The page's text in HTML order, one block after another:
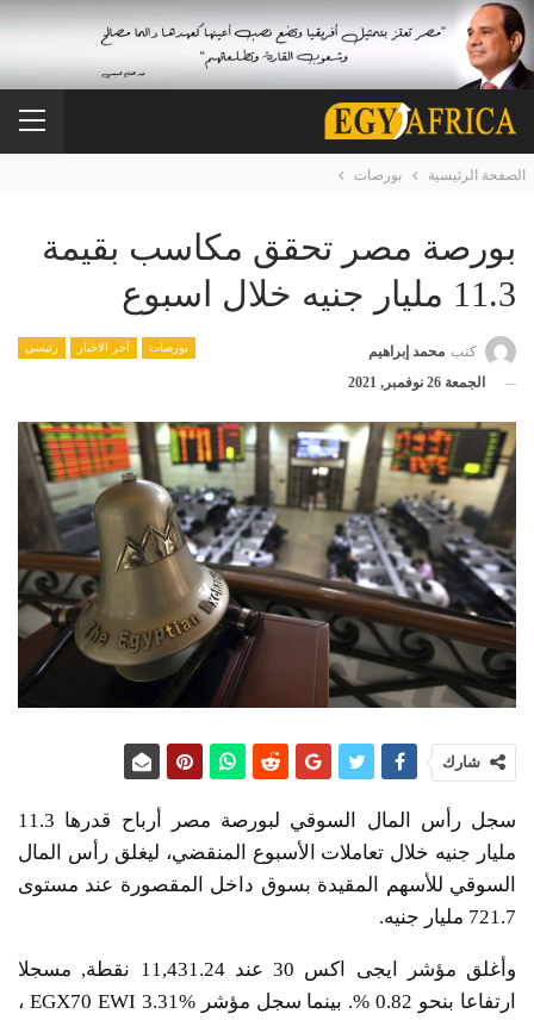
الصفحة الرئيسية بورصات
بورصة مصر تحقق مكاسب بقيمة
11.3 مليار جنيه خلال اسبوع
بورصات آخر الاخبار رئيسي كتب محمد إبراهيم
الجمعة 26 نوفمبر, 2021
شارك
سجل رأس المال السوقي لبورصة مصر أرباح قدرها 11.3
مليار جنيه خلال تعاملات الأسبوع المنقضي، ليغلق رأس المال
السوقي للأسهم المقيدة بسوق داخل المقصورة عند مستوى
721.7 مليار جنيه.
وأغلق مؤشر ايجى اكس 30 عند 11,431.24 نقطة, مسجلا
ارتفاعا بنحو 0.82 %. بينما سجل مؤشر EGX70 EWI 3.31% ،